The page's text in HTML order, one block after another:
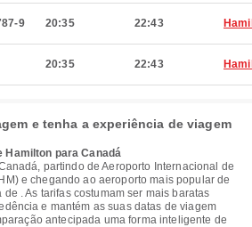
9 20:35 22:43
20:35 22:43
e tenha a experiência de viagem
Hamilton para Canadá
partindo de Aeroporto Internacional de
e chegando ao aeroporto mais popular de
. As tarifas costumam ser mais baratas
e mantém as suas datas de viagem
antecipada uma forma inteligente de